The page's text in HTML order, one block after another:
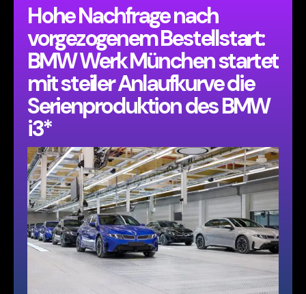
Hohe Nachfrage nach
vorgezogenem Bestellstart:
BMW Werk München startet
mit steiler Anlaufkurve die
Serienproduktion des BMW
i3*